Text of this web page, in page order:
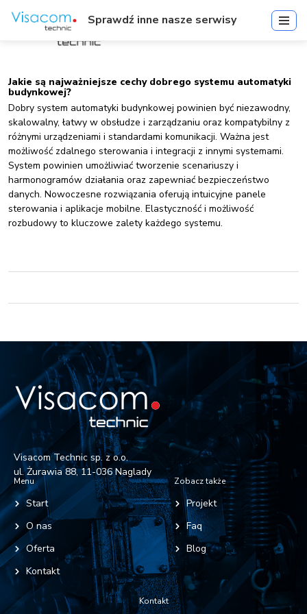
Jakie są najważniejsze cechy dobrego systemu automatyki
budynkowej?
Dobry system automatyki budynkowej powinien być niezawodny,
skalowalny, łatwy w obsłudze i zarządzaniu oraz kompatybilny z
różnymi urządzeniami i standardami komunikacji. Ważna jest
możliwość zdalnego sterowania i integracji z innymi systemami.
System powinien umożliwiać tworzenie scenariuszy i
harmonogramów działania oraz zapewniać bezpieczeństwo
danych. Nowoczesne rozwiązania oferują intuicyjne panele
sterowania i aplikacje mobilne. Elastyczność i możliwość
rozbudowy to kluczowe zalety każdego systemu.
Visacom Technic sp. z o.o.
ul. Żurawia 88, 11-036 Naglady
Menu
Start
O nas
Oferta
Kontakt
Zobacz także
Projekt
Faq
Blog
Kontakt
Sprawdź inne nasze serwisy